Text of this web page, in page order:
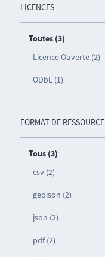
LICENCES
Toutes (3)
Licence Ouverte (2)
ODbL (1)
FORMAT DE RESSOURCE
Tous (3)
csv (2)
geojson (2)
json (2)
pdf (2)